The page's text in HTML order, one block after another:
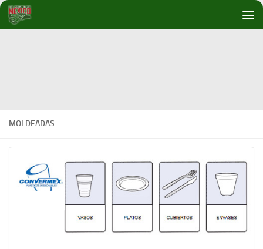
Debajo del contenido
MOLDEADAS